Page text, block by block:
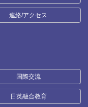
連絡/アクセス
国際交流
日英融合教育